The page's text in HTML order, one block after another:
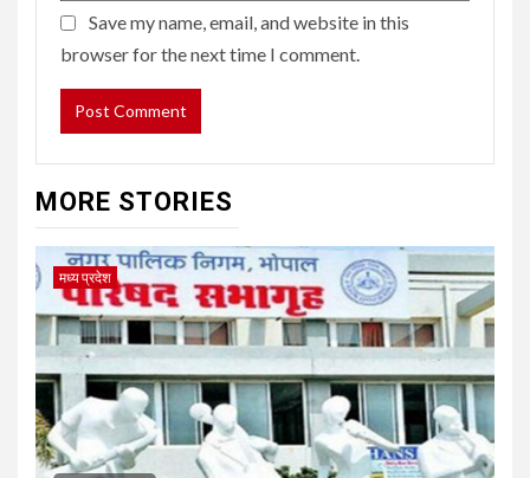
Save my name, email, and website in this
browser for the next time I comment.
MORE STORIES
मध्य प्रदेश